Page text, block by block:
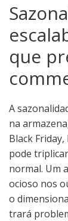
que
A
na
Black
pode
normal. Um
ocioso nos
o
trará